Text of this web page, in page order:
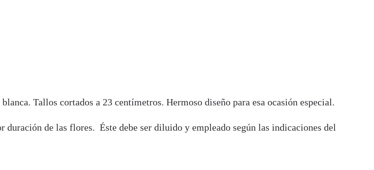
Tallos cortados a 23 centímetros. Hermoso diseño para esa ocasión especial.
de las flores. Éste debe ser diluido y empleado según las indicaciones del